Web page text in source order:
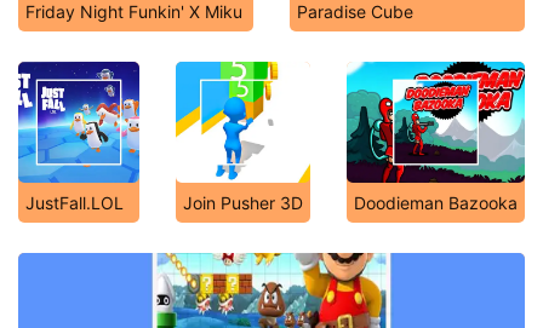
Friday Night Funkin' X Miku Paradise Cube
JustFall.LOL Join Pusher 3D Doodieman Bazooka